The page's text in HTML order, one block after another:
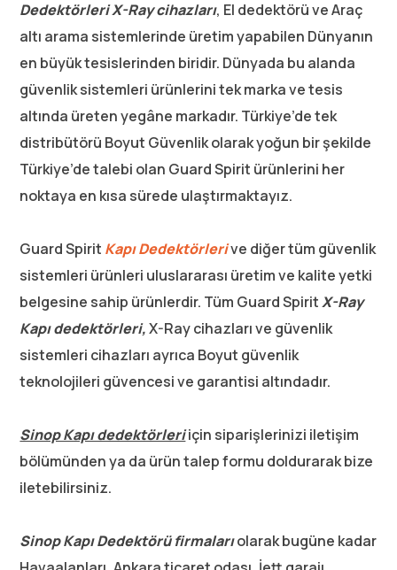
DedektörleriX-Ray cihazları, El dedektörü ve Araç
altı arama sistemlerinde üretim yapabilen Dünyanın
en büyük tesislerinden biridir. Dünyada bu alanda
güvenlik sistemleri ürünlerini tek marka ve tesis
altında üreten yegâne markadır. Türkiye’de tek
distribütörü Boyut Güvenlik olarak yoğun bir şekilde
Türkiye’de talebi olan Guard Spirit ürünlerini her
noktaya en kısa sürede ulaştırmaktayız.
Guard Spirit Kapı Dedektörlerive diğer tüm güvenlik
sistemleri ürünleri uluslararası üretim ve kalite yetki
belgesine sahip ürünlerdir. Tüm Guard SpiritX-Ray
Kapı dedektörleri,X-Ray cihazları ve güvenlik
sistemleri cihazları ayrıca Boyut güvenlik
teknolojileri güvencesi ve garantisi altındadır.
Sinop Kapı dedektörleriiçin siparişlerinizi iletişim
bölümünden ya da ürün talep formu doldurarak bize
iletebilirsiniz.
Sinop Kapı Dedektörü firmalarıolarak bugüne kadar